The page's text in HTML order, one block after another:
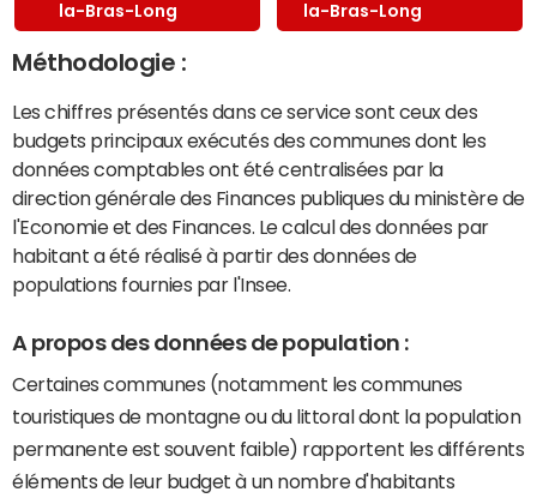
la-Bras-Long
la-Bras-Long
Méthodologie :
Les chiffres présentés dans ce service sont ceux des
budgets principaux exécutés des communes dont les
données comptables ont été centralisées par la
direction générale des Finances publiques du ministère de
l'Economie et des Finances. Le calcul des données par
habitant a été réalisé à partir des données de
populations fournies par l'Insee.
A propos des données de population :
Certaines communes (notamment les communes
touristiques de montagne ou du littoral dont la population
permanente est souvent faible) rapportent les différents
éléments de leur budget à un nombre d'habitants